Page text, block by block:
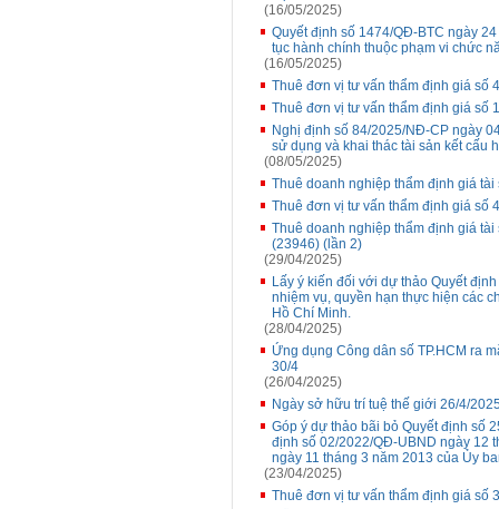
(16/05/2025)
Quyết định số 1474/QĐ-BTC ngày
tục hành chính thuộc phạm vi chức
(16/05/2025)
Thuê đơn vị tư vấn thẩm định giá số
Thuê đơn vị tư vấn thẩm định giá số
Nghị định số 84/2025/NĐ-CP ngày
sử dụng và khai thác tài sản kết cấu
(08/05/2025)
Thuê doanh nghiệp thẩm định giá
Thuê đơn vị tư vấn thẩm định giá số
Thuê doanh nghiệp thẩm định giá
(23946) (lần 2)
(29/04/2025)
Lấy ý kiến đối với dự thảo Quyết
nhiệm vụ, quyền hạn thực hiện các
Hồ Chí Minh.
(28/04/2025)
Ứng dụng Công dân số TP.HCM ra
30/4
(26/04/2025)
Ngày sở hữu trí tuệ thế giới 26/4/
Góp ý dự thảo bãi bỏ Quyết định số
định số 02/2022/QĐ-UBND ngày 12
ngày 11 tháng 3 năm 2013 của Ủy
(23/04/2025)
Thuê đơn vị tư vấn thẩm định giá số